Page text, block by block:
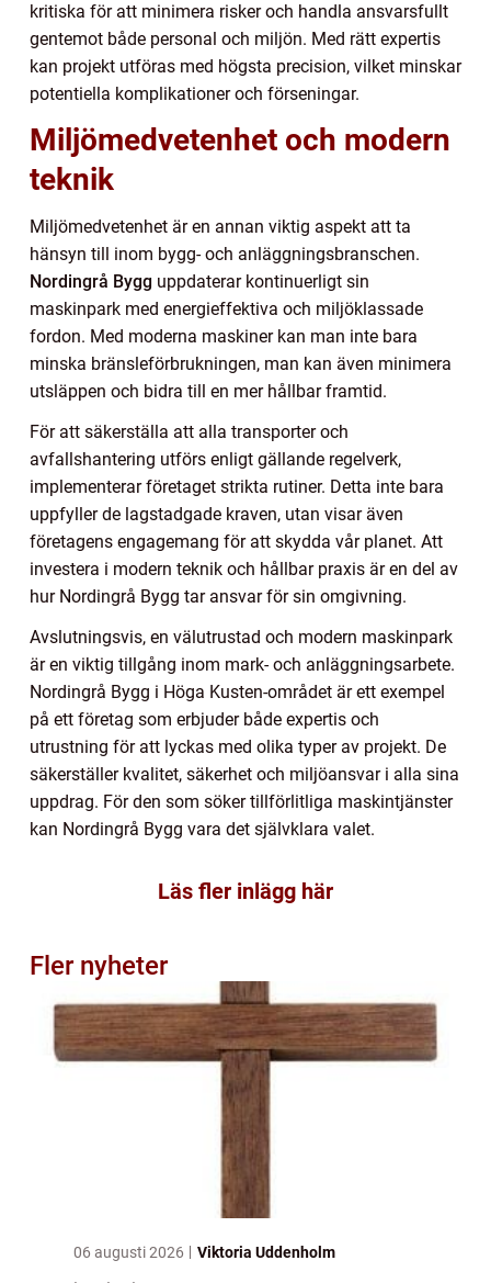
kritiska för att minimera risker och handla ansvarsfullt
gentemot både personal och miljön. Med rätt expertis
kan projekt utföras med högsta precision, vilket minskar
potentiella komplikationer och förseningar.
Miljömedvetenhet och modern
teknik
Miljömedvetenhet är en annan viktig aspekt att ta
hänsyn till inom bygg- och anläggningsbranschen.
Nordingrå Bygg uppdaterar kontinuerligt sin
maskinpark med energieffektiva och miljöklassade
fordon. Med moderna maskiner kan man inte bara
minska bränsleförbrukningen, man kan även minimera
utsläppen och bidra till en mer hållbar framtid.
För att säkerställa att alla transporter och
avfallshantering utförs enligt gällande regelverk,
implementerar företaget strikta rutiner. Detta inte bara
uppfyller de lagstadgade kraven, utan visar även
företagens engagemang för att skydda vår planet. Att
investera i modern teknik och hållbar praxis är en del av
hur Nordingrå Bygg tar ansvar för sin omgivning.
Avslutningsvis, en välutrustad och modern maskinpark
är en viktig tillgång inom mark- och anläggningsarbete.
Nordingrå Bygg i Höga Kusten-området är ett exempel
på ett företag som erbjuder både expertis och
utrustning för att lyckas med olika typer av projekt. De
säkerställer kvalitet, säkerhet och miljöansvar i alla sina
uppdrag. För den som söker tillförlitliga maskintjänster
kan Nordingrå Bygg vara det självklara valet.
Läs fler inlägg här
Fler nyheter
06 augusti 2026 Viktoria Uddenholm